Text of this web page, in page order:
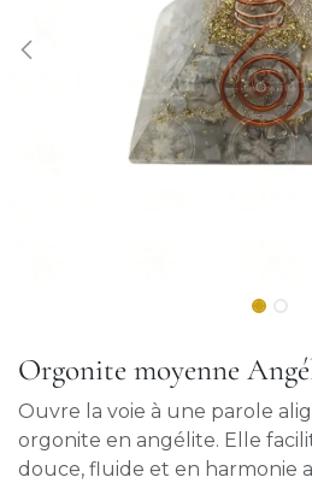
Orgonite moyenne
Ouvre la voie à une parole
orgonite en angélite. Elle
douce, fluide et en harmonie